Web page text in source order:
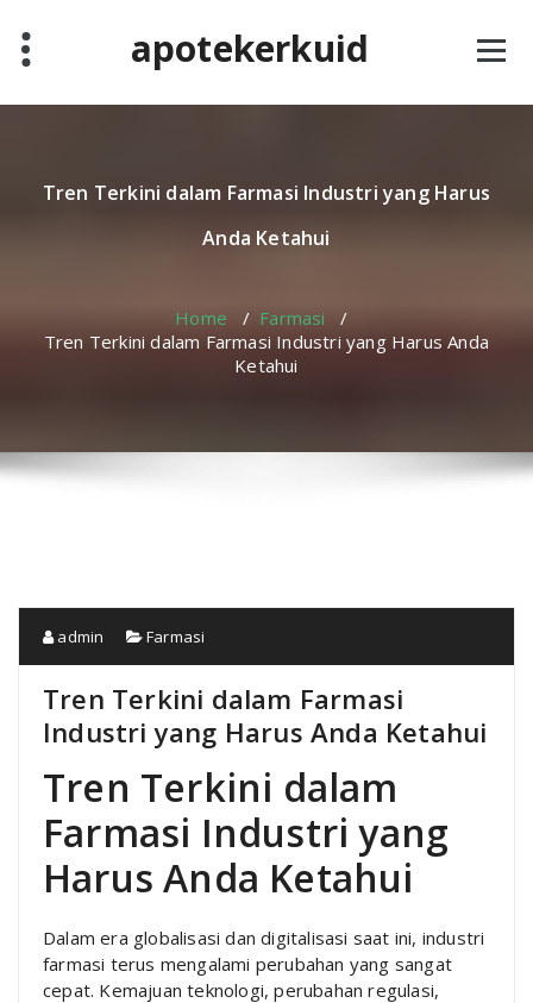
content
apotekerkuid
Tren Terkini dalam Farmasi Industri yang Harus
Anda Ketahui
Home / Farmasi /
Tren Terkini dalam Farmasi Industri yang Harus Anda
Ketahui
admin Farmasi
Tren Terkini dalam Farmasi
Industri yang Harus Anda Ketahui
Tren Terkini dalam
Farmasi Industri yang
Harus Anda Ketahui
Dalam era globalisasi dan digitalisasi saat ini, industri
farmasi terus mengalami perubahan yang sangat
cepat. Kemajuan teknologi, perubahan regulasi,